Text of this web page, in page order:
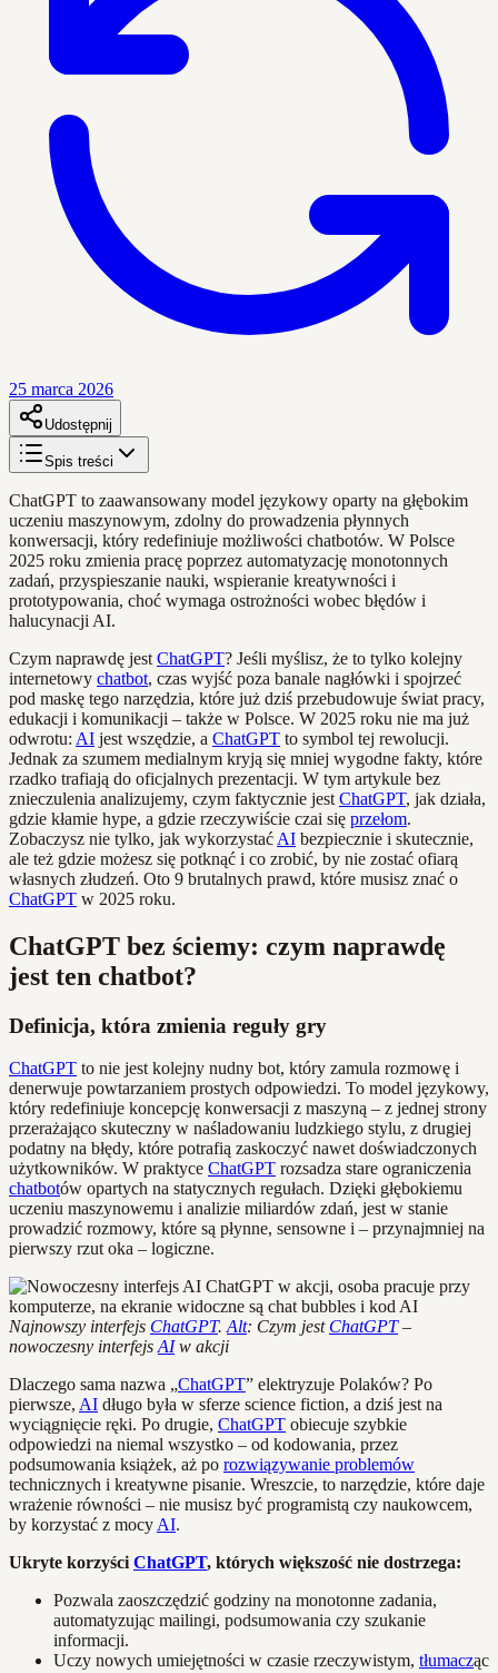
25 marca 2026
Udostępnij
Spis treści
ChatGPT to zaawansowany model językowy oparty na głębokim
uczeniu maszynowym, zdolny do prowadzenia płynnych
konwersacji, który redefiniuje możliwości chatbotów. W Polsce
2025 roku zmienia pracę poprzez automatyzację monotonnych
zadań, przyspieszanie nauki, wspieranie kreatywności i
prototypowania, choć wymaga ostrożności wobec błędów i
halucynacji AI.
Czym naprawdę jest ChatGPT? Jeśli myślisz, że to tylko kolejny
internetowy chatbot, czas wyjść poza banale nagłówki i spojrzeć
pod maskę tego narzędzia, które już dziś przebudowuje świat pracy,
edukacji i komunikacji – także w Polsce. W 2025 roku nie ma już
odwrotu: AI jest wszędzie, a ChatGPT to symbol tej rewolucji.
Jednak za szumem medialnym kryją się mniej wygodne fakty, które
rzadko trafiają do oficjalnych prezentacji. W tym artykule bez
znieczulenia analizujemy, czym faktycznie jest ChatGPT, jak działa,
gdzie kłamie hype, a gdzie rzeczywiście czai się przełom.
Zobaczysz nie tylko, jak wykorzystać AI bezpiecznie i skutecznie,
ale też gdzie możesz się potknąć i co zrobić, by nie zostać ofiarą
własnych złudzeń. Oto 9 brutalnych prawd, które musisz znać o
ChatGPT w 2025 roku.
ChatGPT bez ściemy: czym naprawdę
jest ten chatbot?
Definicja, która zmienia reguły gry
ChatGPT to nie jest kolejny nudny bot, który zamula rozmowę i
denerwuje powtarzaniem prostych odpowiedzi. To model językowy,
który redefiniuje koncepcję konwersacji z maszyną – z jednej strony
przerażająco skuteczny w naśladowaniu ludzkiego stylu, z drugiej
podatny na błędy, które potrafią zaskoczyć nawet doświadczonych
użytkowników. W praktyce ChatGPT rozsadza stare ograniczenia
chatbotów opartych na statycznych regułach. Dzięki głębokiemu
uczeniu maszynowemu i analizie miliardów zdań, jest w stanie
prowadzić rozmowy, które są płynne, sensowne i – przynajmniej na
pierwszy rzut oka – logiczne.
Najnowszy interfejs ChatGPT. Alt: Czym jest ChatGPT–
nowoczesny interfejs AIw akcji
Dlaczego sama nazwa „ChatGPT” elektryzuje Polaków? Po
pierwsze, AI długo była w sferze science fiction, a dziś jest na
wyciągnięcie ręki. Po drugie, ChatGPT obiecuje szybkie
odpowiedzi na niemal wszystko – od kodowania, przez
podsumowania książek, aż po rozwiązywanie problemów
technicznych i kreatywne pisanie. Wreszcie, to narzędzie, które daje
wrażenie równości – nie musisz być programistą czy naukowcem,
by korzystać z mocy AI.
Ukryte korzyści ChatGPT, których większość nie dostrzega:
Pozwala zaoszczędzić godziny na monotonne zadania,
automatyzując mailingi, podsumowania czy szukanie
informacji.
Uczy nowych umiejętności w czasie rzeczywistym, tłumacząc